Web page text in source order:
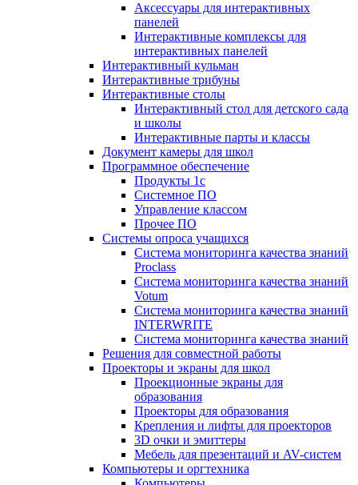
Аксессуары для интерактивных
панелей
Интерактивные комплексы для
интерактивных панелей
Интерактивный кульман
Интерактивные трибуны
Интерактивные столы
Интерактивный стол для детского сада
и школы
Интерактивные парты и классы
Документ камеры для школ
Программное обеспечение
Продукты 1с
Системное ПО
Управление классом
Прочее ПО
Системы опроса учащихся
Система мониторинга качества знаний
Proclass
Система мониторинга качества знаний
Votum
Система мониторинга качества знаний
INTERWRITE
Система мониторинга качества знаний
Решения для совместной работы
Проекторы и экраны для школ
Проекционные экраны для
образования
Проекторы для образования
Крепления и лифты для проекторов
3D очки и эмиттеры
Мебель для презентаций и AV-систем
Компьютеры и оргтехника